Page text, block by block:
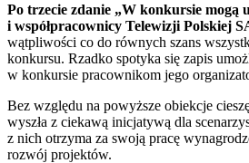
Po trzecie zdanie „W konkursie mogą
i współpracownicy Telewizji Polskiej
wątpliwości co do równych szans
konkursu. Rzadko spotyka się zapis
w konkursie pracownikom jego
Bez względu na powyższe obiekcje
wyszła z ciekawą inicjatywą dla
z nich otrzyma za swoją pracę
rozwój projektów.